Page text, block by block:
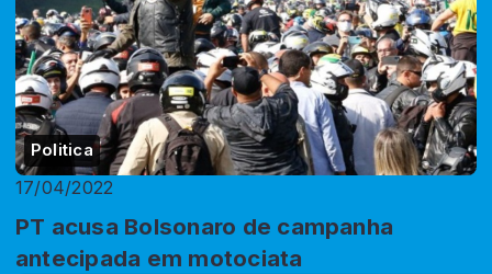
Politica
17/04/2022
PT acusa Bolsonaro de campanha
antecipada em motociata